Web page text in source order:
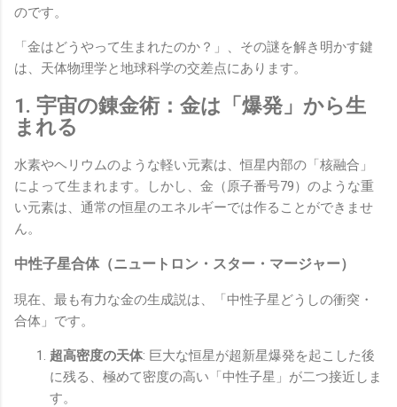
のです。
「金はどうやって生まれたのか？」、その謎を解き明かす鍵
は、天体物理学と地球科学の交差点にあります。
1. 宇宙の錬金術：金は「爆発」から生
まれる
水素やヘリウムのような軽い元素は、恒星内部の「核融合」
によって生まれます。しかし、金（原子番号79）のような重
い元素は、通常の恒星のエネルギーでは作ることができませ
ん。
中性子星合体（ニュートロン・スター・マージャー）
現在、最も有力な金の生成説は、「中性子星どうしの衝突・
合体」です。
超高密度の天体: 巨大な恒星が超新星爆発を起こした後
に残る、極めて密度の高い「中性子星」が二つ接近しま
す。